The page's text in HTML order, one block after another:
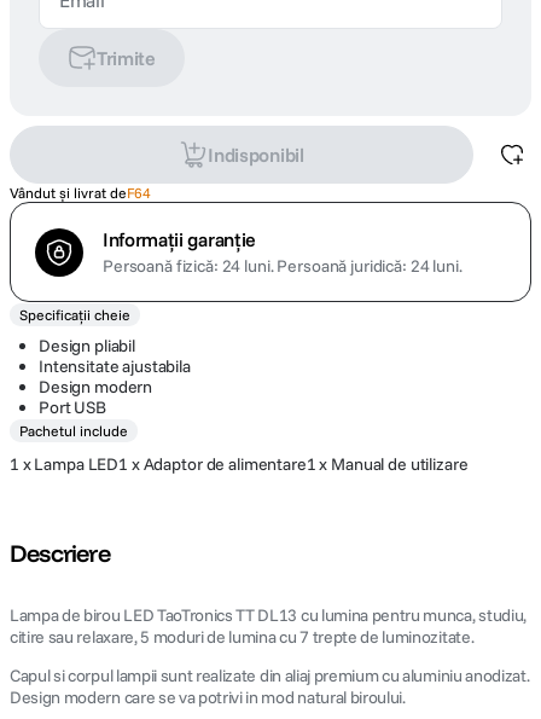
Trimite
Indisponibil
Vândut și livrat deF64
Informații garanție
Persoană fizică: 24 luni.Persoană juridică: 24 luni.
Specificații cheie
Design pliabil
Intensitate ajustabila
Design modern
Port USB
Pachetul include
1 x Lampa LED1 x Adaptor de alimentare1 x Manual de utilizare
Descriere
Lampa de birou LED TaoTronics TT DL13 cu lumina pentru munca, studiu,
citire sau relaxare, 5 moduri de lumina cu 7 trepte de luminozitate.
Capul si corpul lampii sunt realizate din aliaj premium cu aluminiu anodizat.
Design modern care se va potrivi in mod natural biroului.